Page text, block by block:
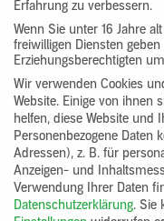
VK7
625,00 €
Erfahrung zu verbessern.
Wenn Sie unter 16 Jahre
freiwilligen Diensten
Erziehungsberechtigten
Wir verwenden Cookies
Website. Einige von ihnen
helfen, diese Website und
Personenbezogene Daten
Adressen), z. B. für
Anzeigen- und
Verwendung Ihrer Daten
Datenschutzerklärung. Sie